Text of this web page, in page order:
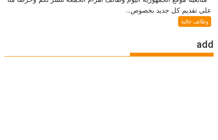
على تقديم كل جديد بخصوص...
وظائف خالية
add